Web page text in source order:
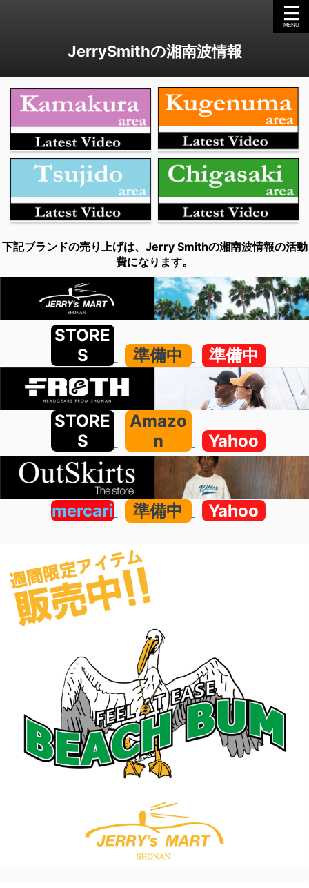
JerrySmithの湘南波情報
下記ブランドの売り上げは、Jerry Smithの湘南波情報の活動
費になります。
STORE
S
準備中 準備中
STORE
S
Amazo
n
Yahoo
mercari 準備中 Yahoo